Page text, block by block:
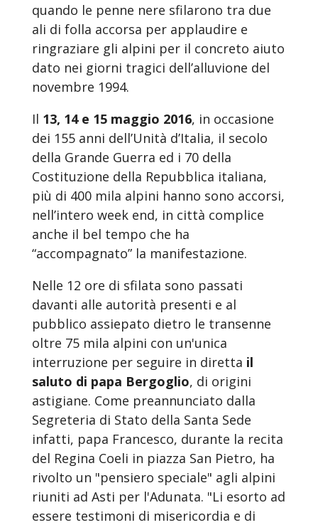
quando le penne nere sfilarono tra due
ali di folla accorsa per applaudire e
ringraziare gli alpini per il concreto aiuto
dato nei giorni tragici dell’alluvione del
novembre 1994.
Il 13, 14 e 15 maggio 2016, in occasione
dei 155 anni dell’Unità d’Italia, il secolo
della Grande Guerra ed i 70 della
Costituzione della Repubblica italiana,
più di 400 mila alpini hanno sono accorsi,
nell’intero week end, in città complice
anche il bel tempo che ha
“accompagnato” la manifestazione.
Nelle 12 ore di sfilata sono passati
davanti alle autorità presenti e al
pubblico assiepato dietro le transenne
oltre 75 mila alpini con un'unica
interruzione per seguire in diretta il
saluto di papa Bergoglio, di origini
astigiane. Come preannunciato dalla
Segreteria di Stato della Santa Sede
infatti, papa Francesco, durante la recita
del Regina Coeli in piazza San Pietro, ha
rivolto un "pensiero speciale" agli alpini
riuniti ad Asti per l'Adunata. "Li esorto ad
essere testimoni di misericordia e di